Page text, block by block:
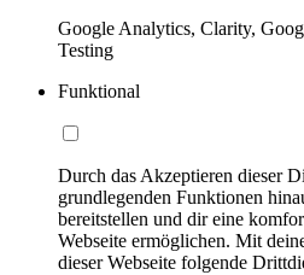
Google Analytics, Clarity,
Testing
Funktional
Durch das Akzeptieren dieser
grundlegenden Funktionen
bereitstellen und dir eine
Webseite ermöglichen. Mit
dieser Webseite folgende